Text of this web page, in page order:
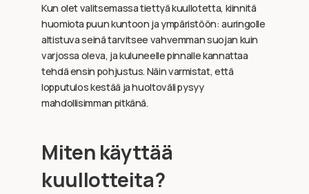
Kun olet valitsemassa tiettyä kuullotetta, kiinnitä
huomiota puun kuntoon ja ympäristöön: auringolle
altistuva seinä tarvitsee vahvemman suojan kuin
varjossa oleva, ja kuluneelle pinnalle kannattaa
tehdä ensin pohjustus. Näin varmistat, että
lopputulos kestää ja huoltoväli pysyy
mahdollisimman pitkänä.
Miten käyttää
kuullotteita?